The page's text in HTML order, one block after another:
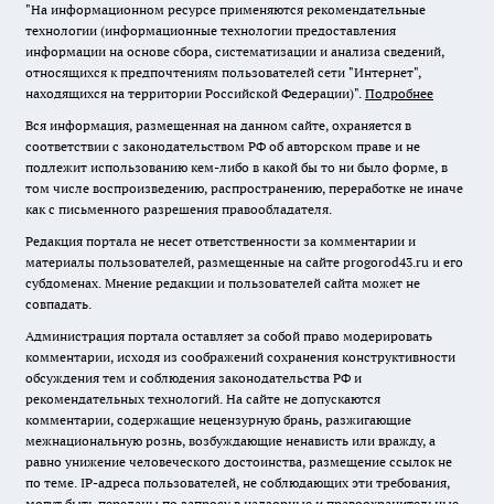
"На информационном ресурсе применяются рекомендательные
технологии (информационные технологии предоставления
информации на основе сбора, систематизации и анализа сведений,
относящихся к предпочтениям пользователей сети "Интернет",
находящихся на территории Российской Федерации)". Подробнее
Вся информация, размещенная на данном сайте, охраняется в
соответствии с законодательством РФ об авторском праве и не
подлежит использованию кем-либо в какой бы то ни было форме, в
том числе воспроизведению, распространению, переработке не иначе
как с письменного разрешения правообладателя.
Редакция портала не несет ответственности за комментарии и
материалы пользователей, размещенные на сайте progorod43.ru и его
субдоменах. Мнение редакции и пользователей сайта может не
совпадать.
Администрация портала оставляет за собой право модерировать
комментарии, исходя из соображений сохранения конструктивности
обсуждения тем и соблюдения законодательства РФ и
рекомендательных технологий. На сайте не допускаются
комментарии, содержащие нецензурную брань, разжигающие
межнациональную рознь, возбуждающие ненависть или вражду, а
равно унижение человеческого достоинства, размещение ссылок не
по теме. IP-адреса пользователей, не соблюдающих эти требования,